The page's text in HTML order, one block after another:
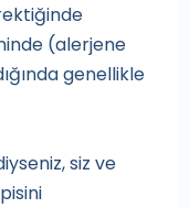
(alerjene
genellikle
siz ve